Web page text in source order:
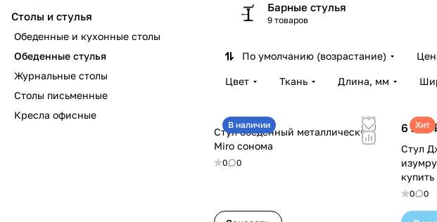
Барные стулья
9 товаров
По умолчанию (возрастание)
Цвет Ткань Длина, мм
В наличии
Стул обеденный металлический
Miro сонома
0 0
Хит
6 290
Стул
0 0
Столы и стулья
Обеденные и кухонные столы
Обеденные стулья
Журнальные столы
Столы письменные
Кресла офисные